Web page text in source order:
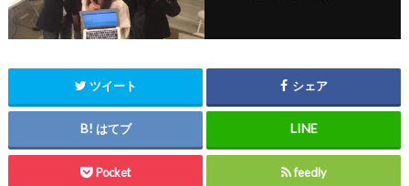
ツイート シェア
はてブ
Pocket feedly